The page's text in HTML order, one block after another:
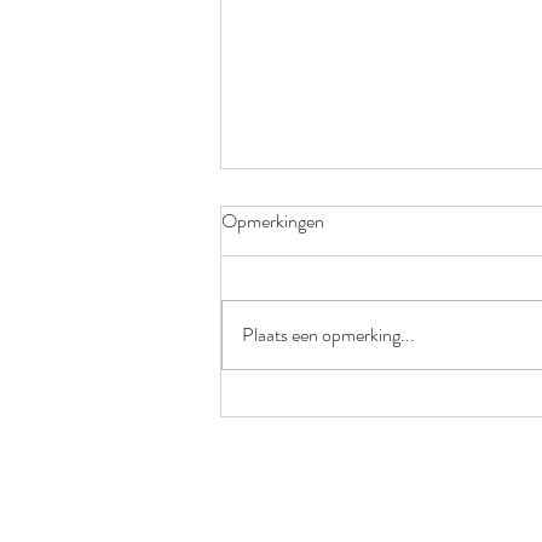
66 dagen onderweg…
Opmerkingen
Plaats een opmerking...